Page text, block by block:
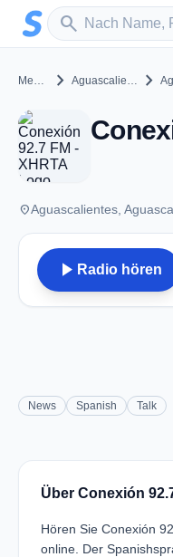
Zum Hauptinhalt springen
search
Sender suchen
Mexico chevron_right Aguascalientes chevron_right
placeAguascalientes,
play_arrow Radio hören
News Spanish Talk
Über Conexión
Hören Sie Conexión
online. Der